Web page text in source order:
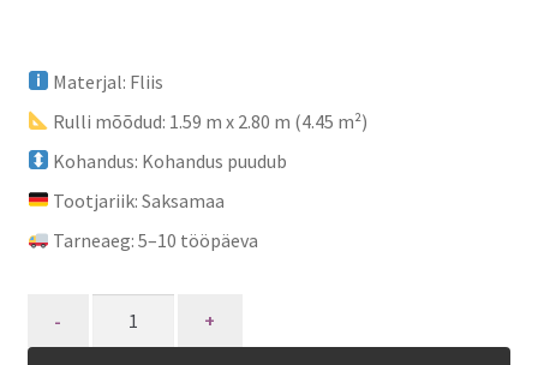
Materjal: Fliis
Rulli mõõdud: 1.59 m x 2.80 m (4.45 m²)
Kohandus: Kohandus puudub
Tootjariik: Saksamaa
Tarneaeg: 5–10 tööpäeva